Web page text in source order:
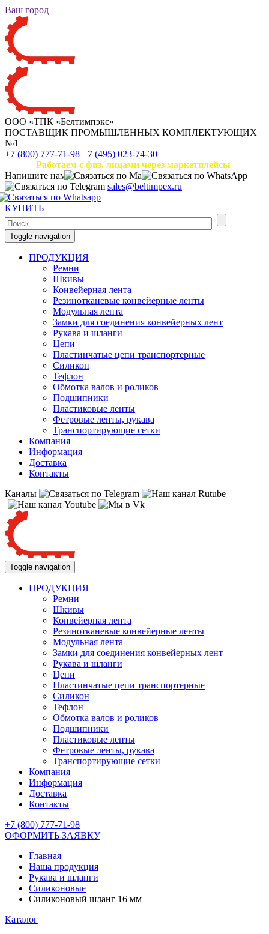
Ваш город
ООО «ТПК «Белтимпэкс»
ПОСТАВЩИК ПРОМЫШЛЕННЫХ КОМПЛЕКТУЮЩИХ
№1
+7 (800) 777-71-98 +7 (495) 023-74-30
Работаем с физ. лицами через маркетплейсы
Напишите нам
sales@beltimpex.ru
КУПИТЬ
Toggle navigation
ПРОДУКЦИЯ
Ремни
Шкивы
Конвейерная лента
Резинотканевые конвейерные ленты
Модульная лента
Замки для соединения конвейерных лент
Рукава и шланги
Цепи
Пластинчатые цепи транспортерные
Силикон
Тефлон
Обмотка валов и роликов
Подшипники
Пластиковые ленты
Фетровые ленты, рукава
Транспортирующие сетки
Компания
Информация
Доставка
Контакты
Каналы
Toggle navigation
ПРОДУКЦИЯ
Ремни
Шкивы
Конвейерная лента
Резинотканевые конвейерные ленты
Модульная лента
Замки для соединения конвейерных лент
Рукава и шланги
Цепи
Пластинчатые цепи транспортерные
Силикон
Тефлон
Обмотка валов и роликов
Подшипники
Пластиковые ленты
Фетровые ленты, рукава
Транспортирующие сетки
Компания
Информация
Доставка
Контакты
+7 (800) 777-71-98
ОФОРМИТЬ ЗАЯВКУ
Главная
Наша продукция
Рукава и шланги
Силиконовые
Силиконовый шланг 16 мм
Каталог